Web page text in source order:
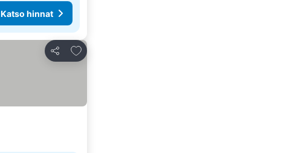
Katso hinnat
Jaa
Lisää suosikkeihin